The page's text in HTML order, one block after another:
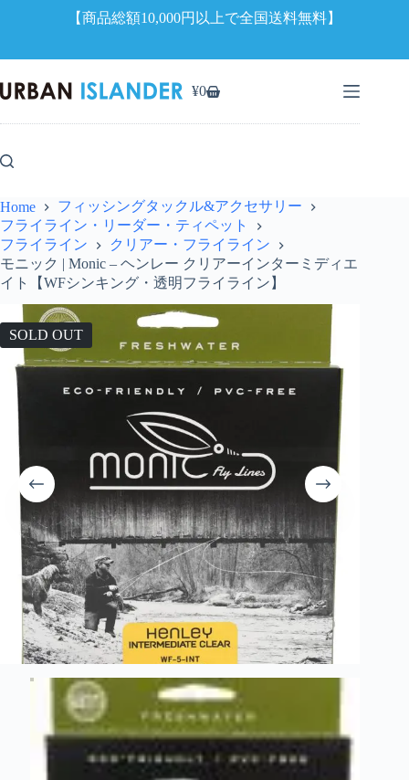
【商品総額10,000円以上で全国送料無料】
ン
ン
へ
キ
ッ
プ
シ
カ
ー
ト
¥0
Home
フィッシングタックル&アクセサリー
フライライン・リーダー・ティペット
フライライン
クリアー・フライライン
モニック | Monic – ヘンレー クリアーインターミディエ
イト【WFシンキング・透明フライライン】
SOLD OUT